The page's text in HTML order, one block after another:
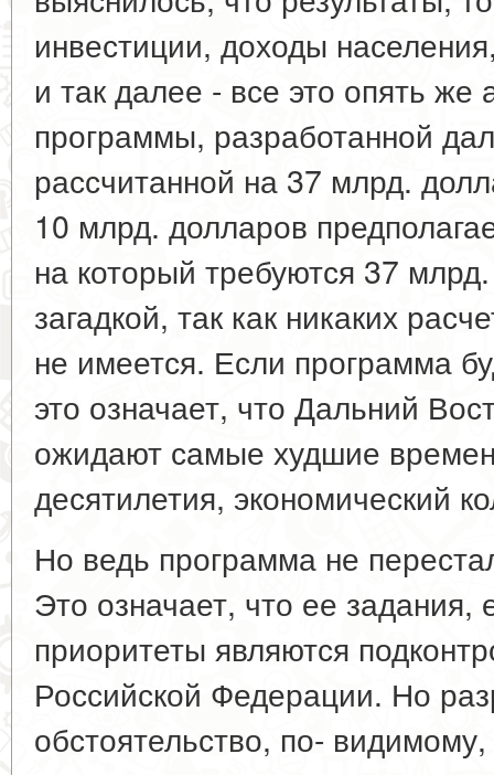
инвестиции, доходы
и так далее - все это опять же
программы, разработанной
рассчитанной на 37 млрд.
10 млрд. долларов
на который требуются 37
загадкой, так как никаких
не имеется. Если программа
это означает, что Дальний
ожидают самые худшие
десятилетия, экономический
Но ведь программа не
Это означает, что ее
приоритеты являются
Российской Федерации. Но
обстоятельство, по-